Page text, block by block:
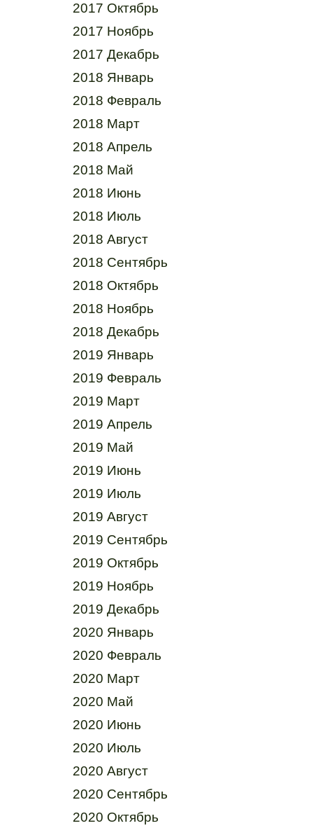
2017 Октябрь
2017 Ноябрь
2017 Декабрь
2018 Январь
2018 Февраль
2018 Март
2018 Апрель
2018 Май
2018 Июнь
2018 Июль
2018 Август
2018 Сентябрь
2018 Октябрь
2018 Ноябрь
2018 Декабрь
2019 Январь
2019 Февраль
2019 Март
2019 Апрель
2019 Май
2019 Июнь
2019 Июль
2019 Август
2019 Сентябрь
2019 Октябрь
2019 Ноябрь
2019 Декабрь
2020 Январь
2020 Февраль
2020 Март
2020 Май
2020 Июнь
2020 Июль
2020 Август
2020 Сентябрь
2020 Октябрь